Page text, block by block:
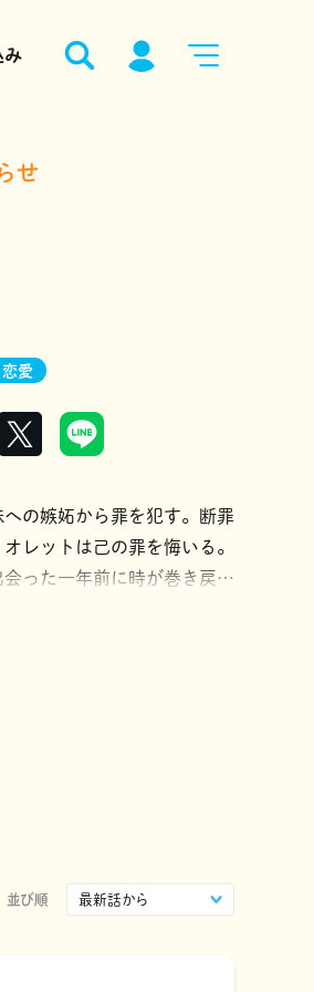
み
せ
恋愛
の嫉妬から罪を犯す。断罪
レットは己の罪を悔いる。
った一年前に時が巻き戻っ
い。罪を犯さず、誰の邪魔
並び順